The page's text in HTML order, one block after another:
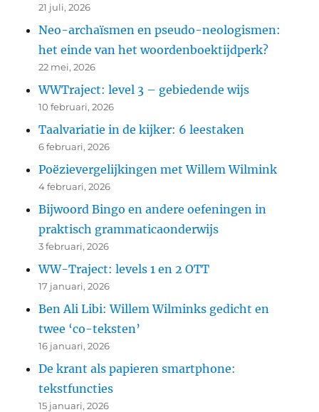
21 juli, 2026
Neo-archaïsmen en pseudo-neologismen:
het einde van het woordenboektijdperk?
22 mei, 2026
WWTraject: level 3 – gebiedende wijs
10 februari, 2026
Taalvariatie in de kijker: 6 leestaken
6 februari, 2026
Poëzievergelijkingen met Willem Wilmink
4 februari, 2026
Bijwoord Bingo en andere oefeningen in
praktisch grammaticaonderwijs
3 februari, 2026
WW-Traject: levels 1 en 2 OTT
17 januari, 2026
Ben Ali Libi: Willem Wilminks gedicht en
twee ‘co-teksten’
16 januari, 2026
De krant als papieren smartphone:
tekstfuncties
15 januari, 2026